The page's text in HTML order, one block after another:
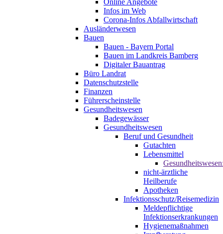
Online Angebote
Infos im Web
Corona-Infos Abfallwirtschaft
Ausländerwesen
Bauen
Bauen - Bayern Portal
Bauen im Landkreis Bamberg
Digitaler Bauantrag
Büro Landrat
Datenschutzstelle
Finanzen
Führerscheinstelle
Gesundheitswesen
Badegewässer
Gesundheitswesen
Beruf und Gesundheit
Gutachten
Lebensmittel
nicht-ärztliche
Heilberufe
Apotheken
Infektionsschutz/Reisemedizin
Meldepflichtige
Infektionserkrankungen
Hygienemaßnahmen